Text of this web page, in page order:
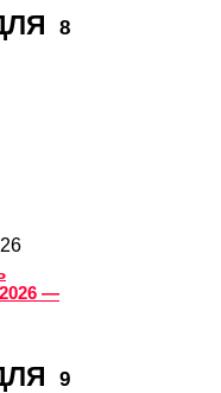
8
—
9